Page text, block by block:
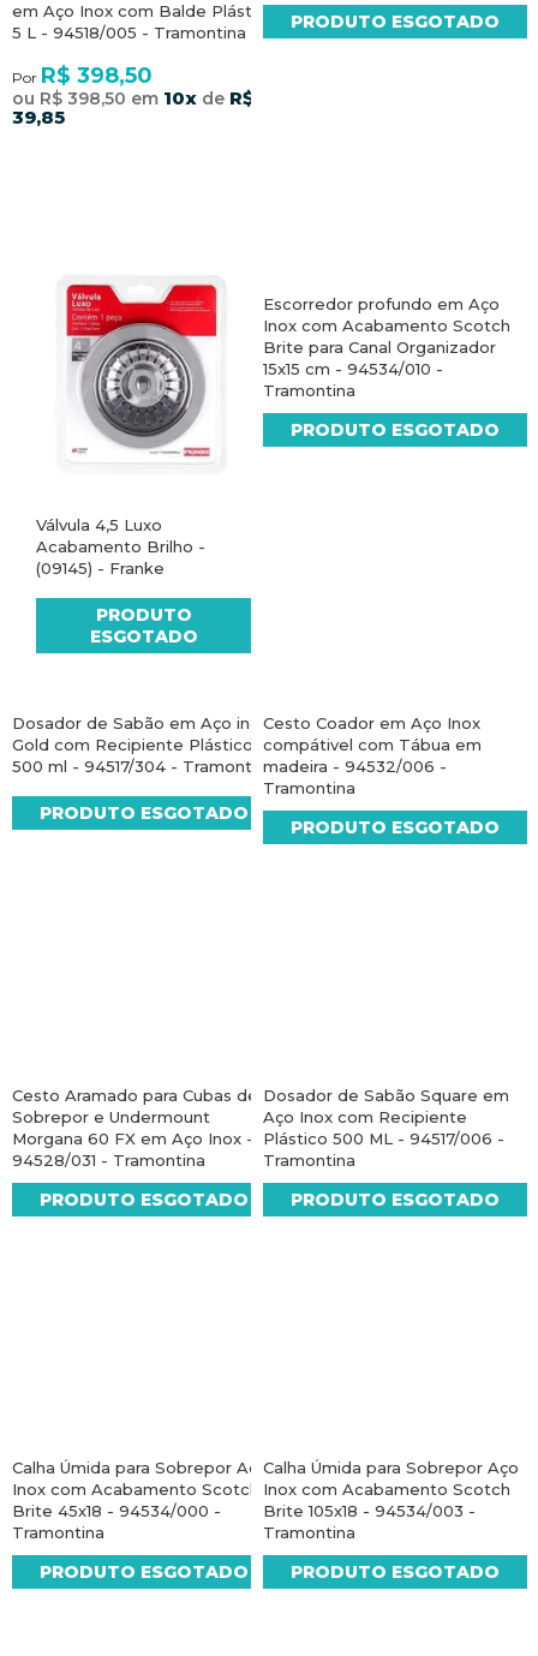
em Aço Inox com Balde Plástico
5 L - 94518/005 - Tramontina
Por R$ 398,50
ou R$ 398,50 em 10xde R$
39,85
PRODUTO ESGOTADO
Válvula 4,5 Luxo
Acabamento Brilho -
(09145) - Franke
PRODUTO
ESGOTADO
Escorredor profundo em Aço
Inox com Acabamento Scotch
Brite para Canal Organizador
15x15 cm - 94534/010 -
Tramontina
PRODUTO ESGOTADO
Dosador de Sabão em Aço inox
Gold com Recipiente Plástico
500 ml - 94517/304 - Tramontina
PRODUTO ESGOTADO
Cesto Coador em Aço Inox
compátivel com Tábua em
madeira - 94532/006 -
Tramontina
PRODUTO ESGOTADO
Cesto Aramado para Cubas de
Sobrepor e Undermount
Morgana 60 FX em Aço Inox -
94528/031 - Tramontina
PRODUTO ESGOTADO
Dosador de Sabão Square em
Aço Inox com Recipiente
Plástico 500 ML - 94517/006 -
Tramontina
PRODUTO ESGOTADO
Calha Úmida para Sobrepor Aço
Inox com Acabamento Scotch
Brite 45x18 - 94534/000 -
Tramontina
PRODUTO ESGOTADO
Calha Úmida para Sobrepor Aço
Inox com Acabamento Scotch
Brite 105x18 - 94534/003 -
Tramontina
PRODUTO ESGOTADO